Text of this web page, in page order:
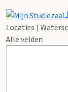
Locaties (
Alle velden